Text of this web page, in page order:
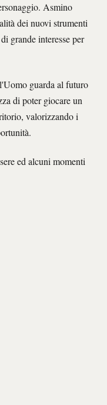
Asmino
dei nuovi strumenti
grande interesse per
guarda al futuro
di poter giocare un
valorizzando i
ed alcuni momenti